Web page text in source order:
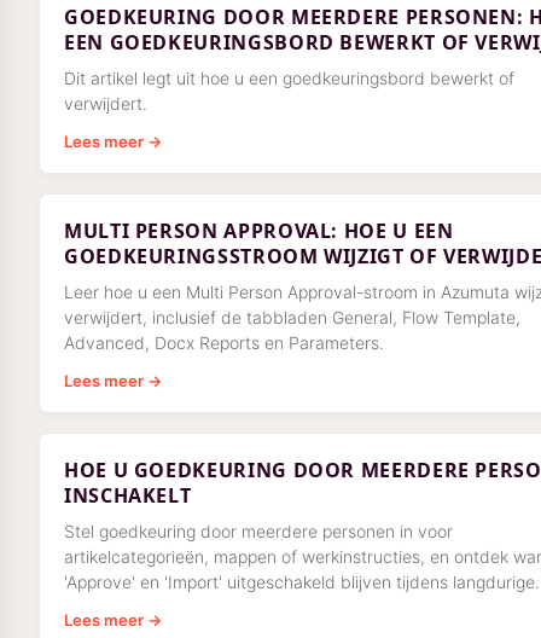
GOEDKEURING DOOR MEERDERE PERSONEN:
EEN GOEDKEURINGSBORD BEWERKT OF
Dit artikel legt uit hoe u een goedkeuringsbord bewerkt of
verwijdert.
Lees meer →
MULTI PERSON APPROVAL: HOE U EEN
GOEDKEURINGSSTROOM WIJZIGT OF
Leer hoe u een Multi Person Approval-stroom in Azumuta
verwijdert, inclusief de tabbladen General, Flow Template,
Advanced, Docx Reports en Parameters.
Lees meer →
HOE U GOEDKEURING DOOR MEERDERE
INSCHAKELT
Stel goedkeuring door meerdere personen in voor
artikelcategorieën, mappen of werkinstructies, en ontdek
'Approve' en 'Import' uitgeschakeld blijven tijdens langdurige
Lees meer →